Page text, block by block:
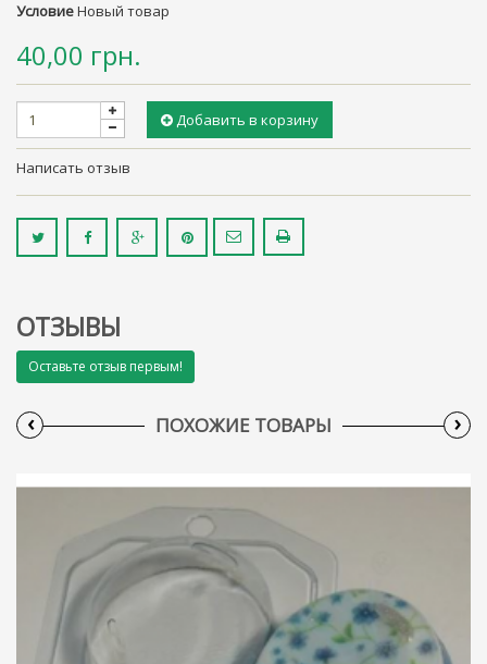
УсловиеНовый товар
40,00 грн.
Добавить в корзину
Написать отзыв
ОТЗЫВЫ
Оставьте отзыв первым!
ПОХОЖИЕ ТОВАРЫ
‹ ›